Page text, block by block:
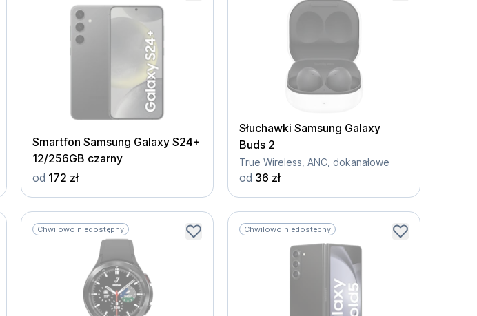
Smartfon Samsung Galaxy S24+
12/256GB czarny
od 172 zł
Słuchawki Samsung Galaxy
Buds 2
True Wireless, ANC, dokanałowe
od 36 zł
Chwilowo niedostępny Chwilowo niedostępny